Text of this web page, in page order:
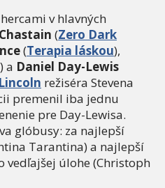
v hlavných
(Zero Dark
(Terapia láskou),
) a Daniel Day-Lewis
Lincoln režiséra Stevena
premenil iba jednu
pre Day-Lewisa.
glóbusy: za najlepší
Tarantina) a najlepší
vedľajšej úlohe (Christoph